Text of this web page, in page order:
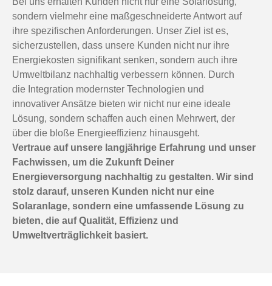
sondern vielmehr eine maßgeschneiderte Antwort auf
ihre spezifischen Anforderungen. Unser Ziel ist es,
sicherzustellen, dass unsere Kunden nicht nur ihre
Energiekosten signifikant senken, sondern auch ihre
Umweltbilanz nachhaltig verbessern können. Durch
die Integration modernster Technologien und
innovativer Ansätze bieten wir nicht nur eine ideale
Lösung, sondern schaffen auch einen Mehrwert, der
über die bloße Energieeffizienz hinausgeht.
Vertraue auf unsere langjährige Erfahrung und unser
Fachwissen, um die Zukunft Deiner
Energieversorgung nachhaltig zu gestalten. Wir sind
stolz darauf, unseren Kunden nicht nur eine
Solaranlage, sondern eine umfassende Lösung zu
bieten, die auf Qualität, Effizienz und
Umweltverträglichkeit basiert.